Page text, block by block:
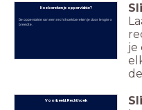
Hoe bereken je oppervlakte?
De oppervlakte van een rechthoek bereken je door lengte x
breedte.
je
Voorbeeld: Rechthoek